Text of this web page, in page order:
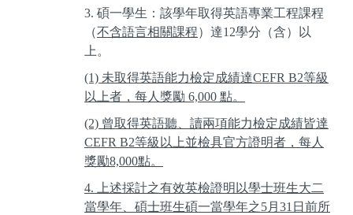
3. 碩一學生：該學年取得英語專業工程課程
（不含語言相關課程）達12學分（含）以
上。
(1) 未取得英語能力檢定成績達CEFR B2等級
以上者，每人獎勵 6,000 點。
(2) 曾取得英語聽、讀兩項能力檢定成績皆達
CEFR B2等級以上並檢具官方證明者，每人
獎勵8,000點。
4. 上述採計之有效英檢證明以學士班生大二
當學年、碩士班生碩一當學年之5月 31 日前所